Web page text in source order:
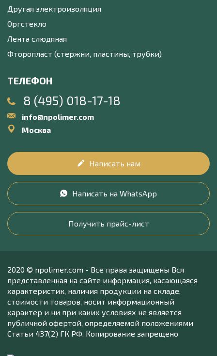
Другая электроизоляция
Оргстекло
Лента слюдяная
Фторопласт (стержни, пластины, трубки)
ТЕЛЕФОН
8 (495) 018-17-18
info@npolimer.com
Москва
Написать нам
Написать на WhatsApp
Получить прайс-лист
2020 © npolimer.com - Все права защищены Вся
представленная на сайте информация, касающаяся
характеристик, наличия продукции на складе,
стоимости товаров, носит информационный
характер и ни при каких условиях не является
публичной офертой, определяемой положениями
Статьи 437(2) ГК РФ. Копирование запрещено